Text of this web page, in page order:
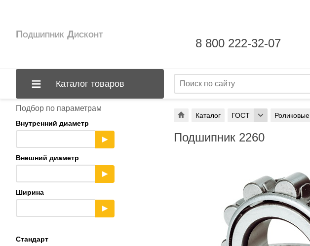
Каталог ГОСТ Роликовые
Подшипник 2260
Подбор по параметрам
Внутренний диаметр
▶
Внешний диаметр
▶
Ширина
▶
Стандарт
Подшипник Дисконт
8 800 222-32-07
Каталог товаров